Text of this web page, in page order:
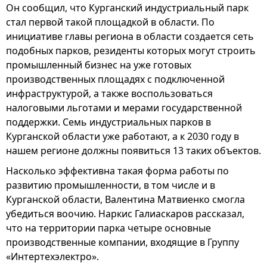
Он сообщил, что Курганский индустриальный парк
стал первой такой площадкой в области. По
инициативе главы региона в области создается сеть
подобных парков, резиденты которых могут строить
промышленный бизнес на уже готовых
производственных площадях с подключенной
инфраструктурой, а также воспользоваться
налоговыми льготами и мерами государственной
поддержки. Семь индустриальных парков в
Курганской области уже работают, а к 2030 году в
нашем регионе должны появиться 13 таких объектов.
Насколько эффективна такая форма работы по
развитию промышленности, в том числе и в
Курганской области, Валентина Матвиенко смогла
убедиться воочию. Наркис Галиаскаров рассказал,
что на территории парка четыре основные
производственные компании, входящие в Группу
«Интертехэлектро».